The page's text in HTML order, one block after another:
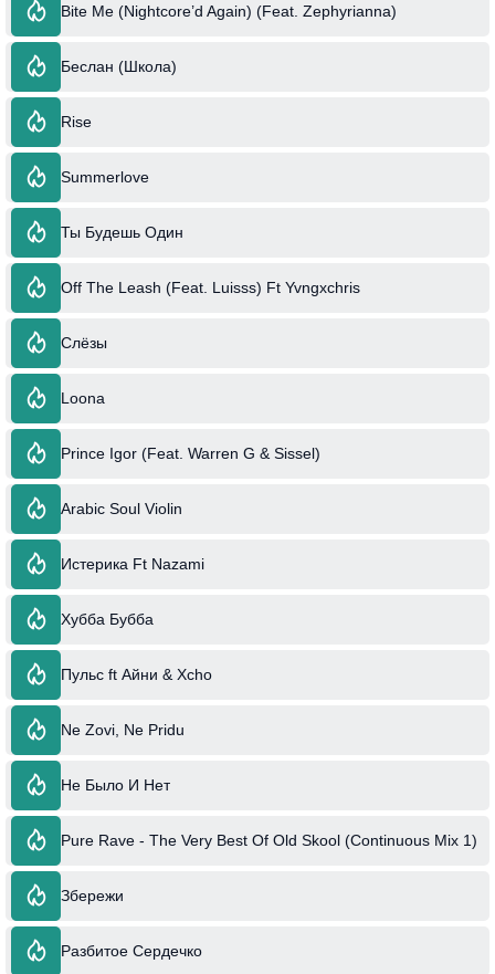
Bite Me (Nightcore’d Again) (Feat. Zephyrianna)
Беслан (Школа)
Rise
Summerlove
Ты Будешь Один
Off The Leash (Feat. Luisss) Ft Yvngxchris
Слёзы
Loona
Prince Igor (Feat. Warren G & Sissel)
Arabic Soul Violin
Истерика Ft Nazami
Хубба Бубба
Пульс ft Айни & Xcho
Ne Zovi, Ne Pridu
Не Было И Нет
Pure Rave - The Very Best Of Old Skool (Continuous Mix 1)
Збережи
Разбитое Сердечко